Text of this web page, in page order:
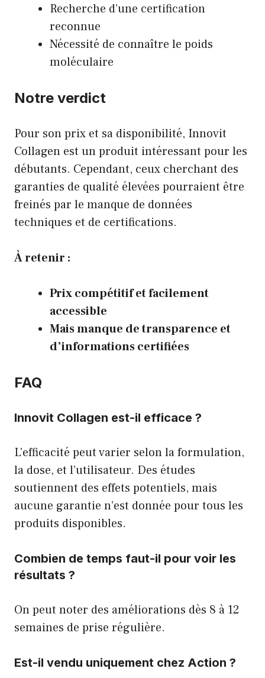
Recherche d’une certification
reconnue
Nécessité de connaître le poids
moléculaire
Notre verdict
Pour son prix et sa disponibilité, Innovit
Collagen est un produit intéressant pour les
débutants. Cependant, ceux cherchant des
garanties de qualité élevées pourraient être
freinés par le manque de données
techniques et de certifications.
À retenir :
Prix compétitif et facilement
accessible
Mais manque de transparence et
d’informations certifiées
FAQ
Innovit Collagen est-il efficace ?
L’efficacité peut varier selon la formulation,
la dose, et l’utilisateur. Des études
soutiennent des effets potentiels, mais
aucune garantie n’est donnée pour tous les
produits disponibles.
Combien de temps faut-il pour voir les
résultats ?
On peut noter des améliorations dès 8 à 12
semaines de prise régulière.
Est-il vendu uniquement chez Action ?